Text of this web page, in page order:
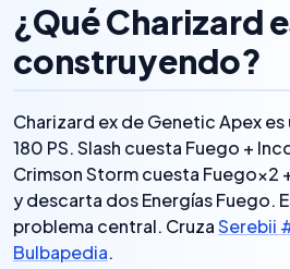
¿Qué Charizard
construyendo?
Charizard ex de Genetic Apex
180 PS. Slash cuesta Fuego +
Crimson Storm cuesta
y descarta dos Energías Fuego.
problema central. CruzaSerebii
Bulbapedia.